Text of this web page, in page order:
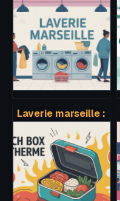
Laverie marseille :
guide pratique
pour choisir la
bonne adresse